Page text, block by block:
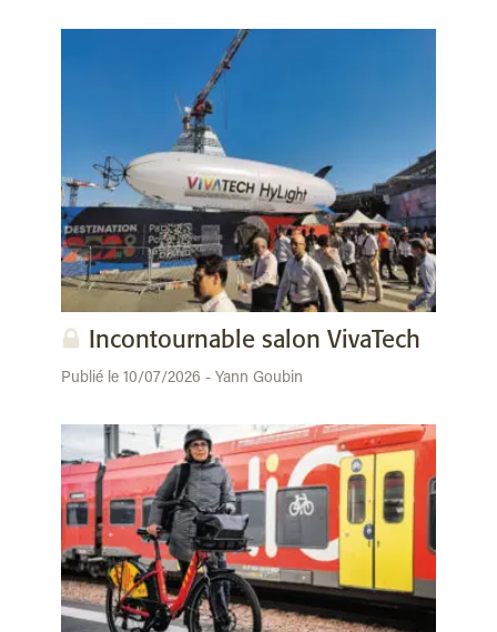
Incontournable salon VivaTech
Publié le 10/07/2026 - Yann Goubin